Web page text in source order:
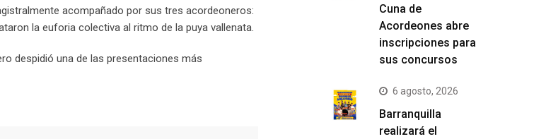
acompañado por sus tres acordeoneros:
la euforia colectiva al ritmo de la puya vallenata.
despidió una de las presentaciones más
Cuna de
Acordeones abre
inscripciones para
sus concursos
6 agosto, 2026
Barranquilla
realizará el